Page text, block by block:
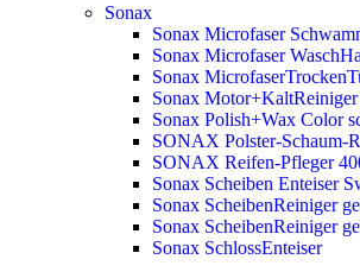
Sonax
Sonax Microfaser
Sonax Microfaser
Sonax
Sonax
Sonax Polish+Wax Color
SONAX Polster-Schaum-
SONAX Reifen-Pfleger
Sonax Scheiben Enteiser
Sonax ScheibenReiniger
Sonax ScheibenReiniger
Sonax SchlossEnteiser